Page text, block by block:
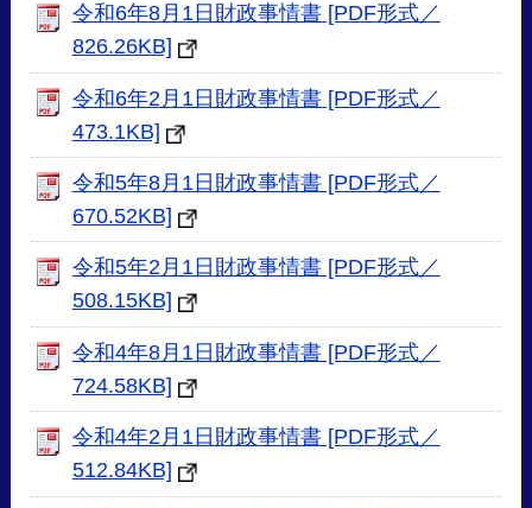
令和6年8月1日財政事情書 [PDF形式／
826.26KB]
令和6年2月1日財政事情書 [PDF形式／
473.1KB]
令和5年8月1日財政事情書 [PDF形式／
670.52KB]
令和5年2月1日財政事情書 [PDF形式／
508.15KB]
令和4年8月1日財政事情書 [PDF形式／
724.58KB]
令和4年2月1日財政事情書 [PDF形式／
512.84KB]